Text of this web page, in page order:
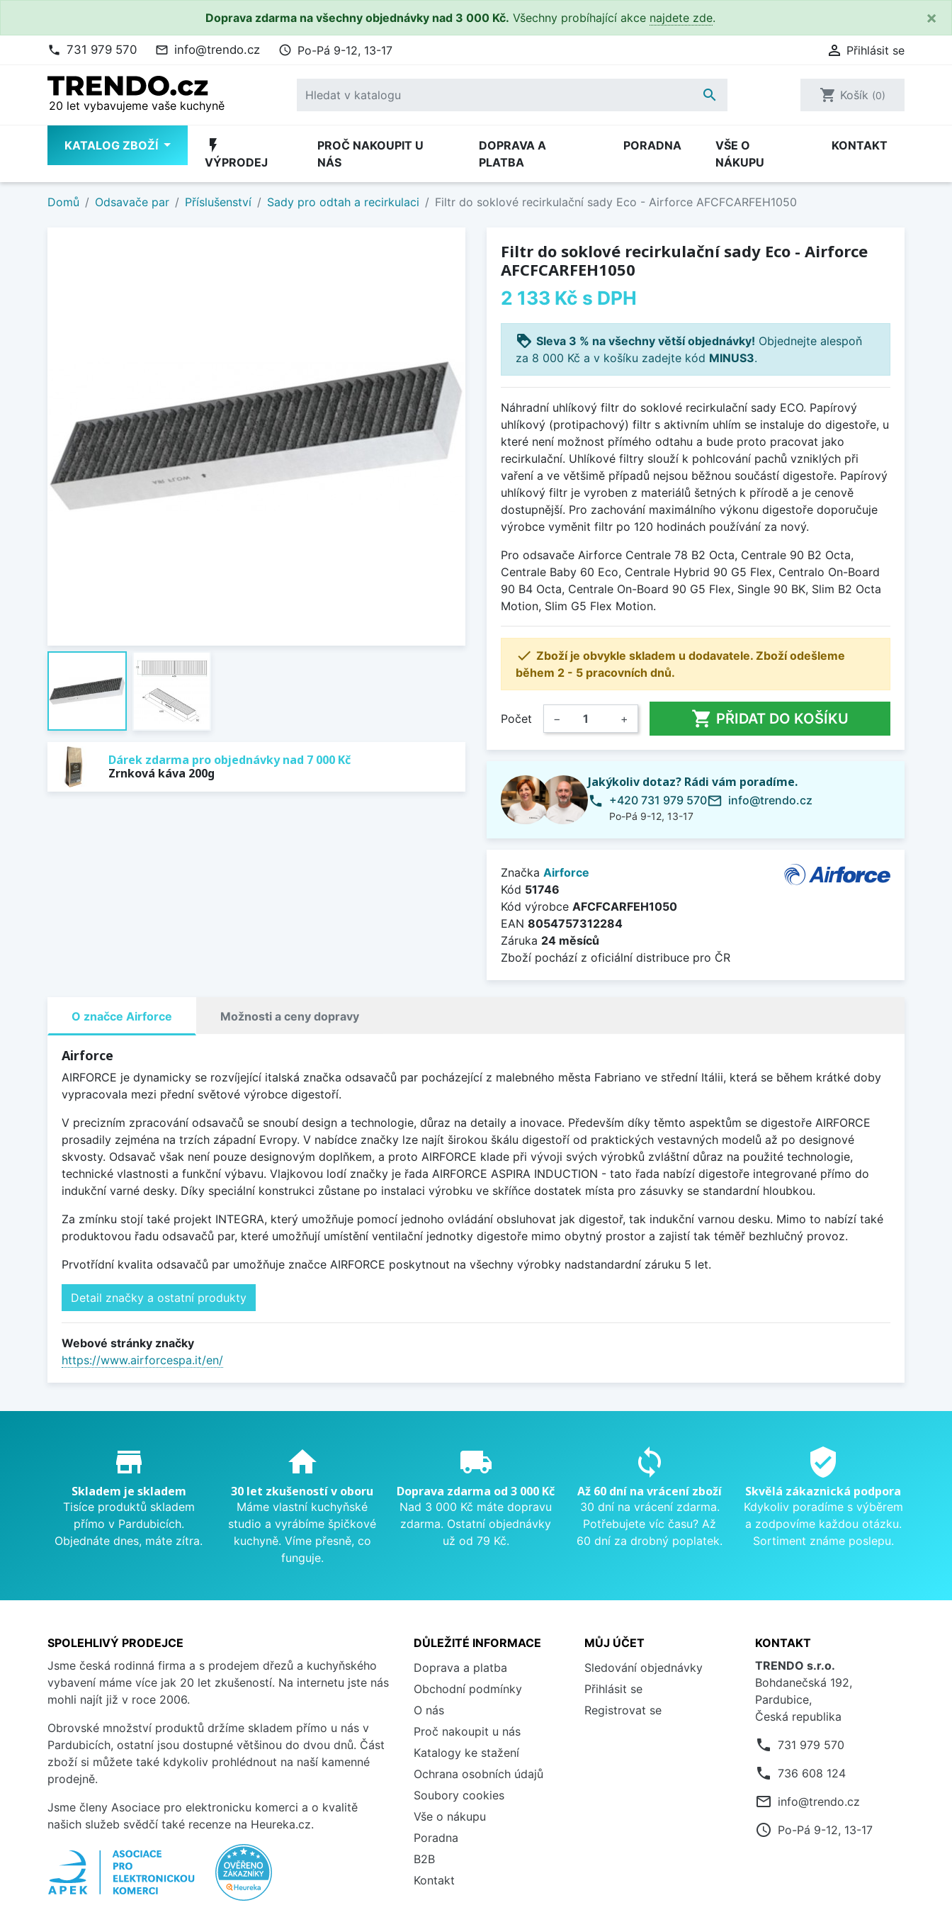
Doprava zdarma na všechny objednávky nad 3 000 Kč. Všechny probíhající akce najdete zde. ×
phone 731 979 570 mail_outline info@trendo.cz access_time Po-Pá 9-12, 13-17  Přihlásit se
20 let vybavujeme vaše kuchyně
 shopping_cart Košík (0)
KATALOG ZBOŽÍ flash_on
VÝPRODEJ
PROČ NAKOUPIT U
NÁS
DOPRAVA A
PLATBA
PORADNA
VŠE O
NÁKUPU
KONTAKT
Domů Odsavače par Příslušenství Sady pro odtah a recirkulaci Filtr do soklové recirkulační sady Eco - Airforce AFCFCARFEH1050
Dárek zdarma pro objednávky nad 7 000 Kč
Zrnková káva 200g
Filtr do soklové recirkulační sady Eco - Airforce
AFCFCARFEH1050
2 133 Kč s DPH
loyalty Sleva 3 % na všechny větší objednávky! Objednejte alespoň
za 8 000 Kč a v košíku zadejte kód MINUS3.
Náhradní uhlíkový filtr do soklové recirkulační sady ECO. Papírový
uhlíkový (protipachový) filtr s aktivním uhlím se instaluje do digestoře, u
které není možnost přímého odtahu a bude proto pracovat jako
recirkulační. Uhlíkové filtry slouží k pohlcování pachů vzniklých při
vaření a ve většimě případů nejsou běžnou součástí digestoře. Papírový
uhlíkový filtr je vyroben z materiálů šetných k přírodě a je cenově
dostupnější. Pro zachování maximálního výkonu digestoře doporučuje
výrobce vyměnit filtr po 120 hodinách používání za nový.
Pro odsavače Airforce Centrale 78 B2 Octa, Centrale 90 B2 Octa,
Centrale Baby 60 Eco, Centrale Hybrid 90 G5 Flex, Centralo On-Board
90 B4 Octa, Centrale On-Board 90 G5 Flex, Single 90 BK, Slim B2 Octa
Motion, Slim G5 Flex Motion.
 Zboží je obvykle skladem u dodavatele. Zboží odešleme
během 2 - 5 pracovních dnů.
Počet − +  PŘIDAT DO KOŠÍKU
Jakýkoliv dotaz? Rádi vám poradíme.
phone +420 731 979 570
Po-Pá 9-12, 13-17
mail_outline info@trendo.cz
Značka Airforce
Kód 51746
Kód výrobce AFCFCARFEH1050
EAN 8054757312284
Záruka 24 měsíců
Zboží pochází z oficiální distribuce pro ČR
O značce Airforce Možnosti a ceny dopravy
Airforce
AIRFORCE je dynamicky se rozvíjející italská značka odsavačů par pocházející z malebného města Fabriano ve střední Itálii, která se během krátké doby
vypracovala mezi přední světové výrobce digestoří.
V precizním zpracování odsavačů se snoubí design a technologie, důraz na detaily a inovace. Především díky těmto aspektům se digestoře AIRFORCE
prosadily zejména na trzích západní Evropy. V nabídce značky lze najít širokou škálu digestoří od praktických vestavných modelů až po designové
skvosty. Odsavač však není pouze designovým doplňkem, a proto AIRFORCE klade při vývoji svých výrobků zvláštní důraz na použité technologie,
technické vlastnosti a funkční výbavu. Vlajkovou lodí značky je řada AIRFORCE ASPIRA INDUCTION - tato řada nabízí digestoře integrované přímo do
indukční varné desky. Díky speciální konstrukci zůstane po instalaci výrobku ve skříňce dostatek místa pro zásuvky se standardní hloubkou.
Za zmínku stojí také projekt INTEGRA, který umožňuje pomocí jednoho ovládání obsluhovat jak digestoř, tak indukční varnou desku. Mimo to nabízí také
produktovou řadu odsavačů par, které umožňují umístění ventilační jednotky digestoře mimo obytný prostor a zajistí tak téměř bezhlučný provoz.
Prvotřídní kvalita odsavačů par umožňuje značce AIRFORCE poskytnout na všechny výrobky nadstandardní záruku 5 let.
Detail značky a ostatní produkty
Webové stránky značky
https://www.airforcespa.it/en/
Proč nakupovat u nás?
store_mall_directory
Skladem je skladem
Tisíce produktů skladem
přímo v Pardubicích.
Objednáte dnes, máte zítra.
home
30 let zkušeností v oboru
Máme vlastní kuchyňské
studio a vyrábíme špičkové
kuchyně. Víme přesně, co
funguje.
local_shipping
Doprava zdarma od 3 000 Kč
Nad 3 000 Kč máte dopravu
zdarma. Ostatní objednávky
už od 79 Kč.
sync
Až 60 dní na vrácení zboží
30 dní na vrácení zdarma.
Potřebujete víc času? Až
60 dní za drobný poplatek.
verified_user
Skvělá zákaznická podpora
Kdykoliv poradíme s výběrem
a zodpovíme každou otázku.
Sortiment známe poslepu.
SPOLEHLIVÝ PRODEJCE
Jsme česká rodinná firma a s prodejem dřezů a kuchyňského
vybavení máme více jak 20 let zkušeností. Na internetu jste nás
mohli najít již v roce 2006.
Obrovské množství produktů držíme skladem přímo u nás v
Pardubicích, ostatní jsou dostupné většinou do dvou dnů. Část
zboží si můžete také kdykoliv prohlédnout na naší kamenné
prodejně.
Jsme členy Asociace pro elektronicku komerci a o kvalitě
našich služeb svědčí také recenze na Heureka.cz.
DŮLEŽITÉ INFORMACE
Doprava a platba
Obchodní podmínky
O nás
Proč nakoupit u nás
Katalogy ke stažení
Ochrana osobních údajů
Soubory cookies
Vše o nákupu
Poradna
B2B
Kontakt
MŮJ ÚČET
Sledování objednávky
Přihlásit se
Registrovat se
KONTAKT
TRENDO s.r.o.
Bohdanečská 192,
Pardubice,
Česká republika
phone 731 979 570
phone 736 608 124
mail_outline info@trendo.cz
access_time Po-Pá 9-12, 13-17